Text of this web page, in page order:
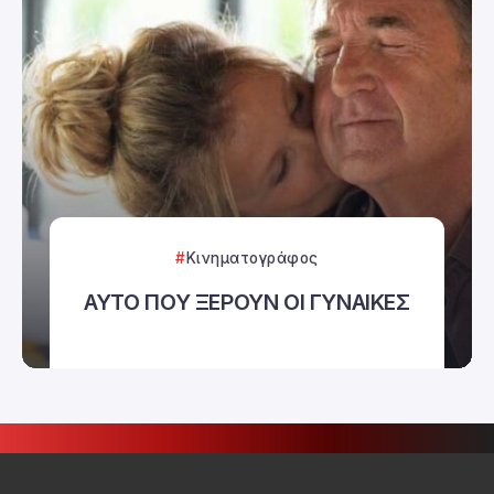
Κινηματογράφος
ΑΥΤΟ ΠΟΥ ΞΕΡΟΥΝ ΟΙ ΓΥΝΑΙΚΕΣ